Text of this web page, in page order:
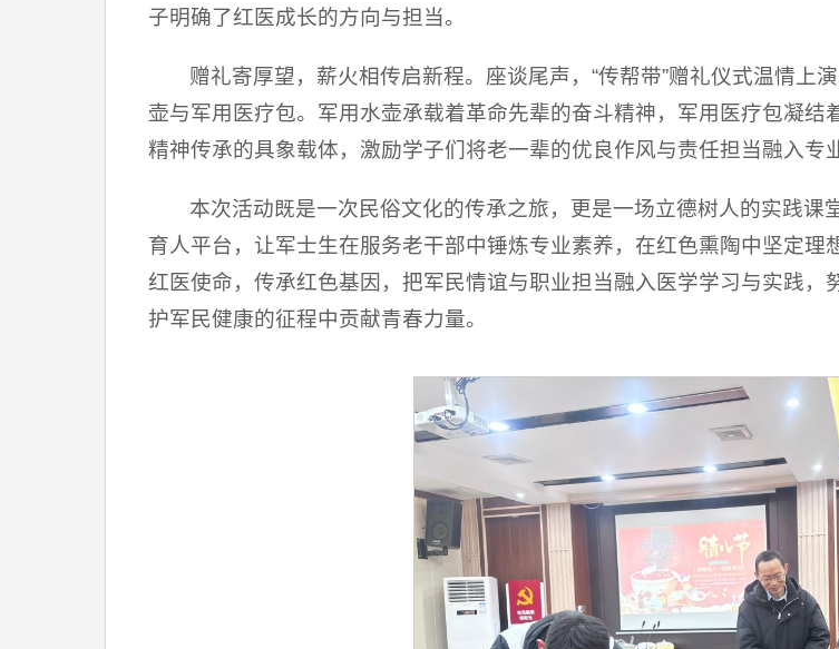
子明确了红医成长的方向与担当。
赠礼寄厚望，薪火相传启新程。座谈尾声，“传帮带”赠礼仪式温情上
壶与军用医疗包。军用水壶承载着革命先辈的奋斗精神，军用医疗包凝结
精神传承的具象载体，激励学子们将老一辈的优良作风与责任担当融入专
本次活动既是一次民俗文化的传承之旅，更是一场立德树人的实践课
育人平台，让军士生在服务老干部中锤炼专业素养，在红色熏陶中坚定
红医使命，传承红色基因，把军民情谊与职业担当融入医学学习与实践
护军民健康的征程中贡献青春力量。